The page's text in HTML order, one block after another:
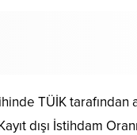
TÜİK tarafından
dışı İstihdam